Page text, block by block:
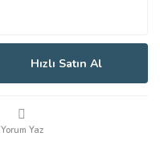
Hızlı Satın Al
Yorum Yaz